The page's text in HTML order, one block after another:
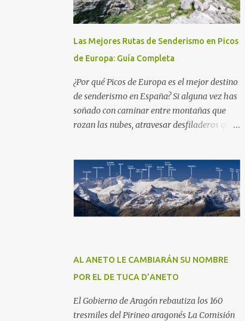
Las Mejores Rutas de Senderismo en Picos
de Europa: Guía Completa
¿Por qué Picos de Europa es el mejor destino
de senderismo en España? Si alguna vez has
soñado con caminar entre montañas que
rozan las nubes, atravesar desfiladeros que
entonces Picos de Europa es tu destino . Este
macizo montañoso, compartido entre
Asturias, Cantabria y León, alberga uno de
los parques nacionales más antiguos y
experimentado o si estás dando tus
aquí encontrarás senderos que se adaptan a
cualquier nivel y que te regalarán paisajes
que jamás olvidarás.
AL ANETO LE CAMBIARÁN SU NOMBRE
POR EL DE TUCA D’ANETO
El Gobierno de Aragón rebautiza los 160
tresmiles del Pirineo aragonés La Comisión